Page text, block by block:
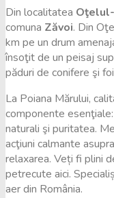
Din localitatea
comuna Zăvoi. Din
km pe un drum
însoţit de un peisaj
păduri de conifere şi
La Poiana Mărului,
componente
naturali şi puritatea.
acţiuni calmante
relaxarea. Veți fi plini
petrecute aici.
aer din România.